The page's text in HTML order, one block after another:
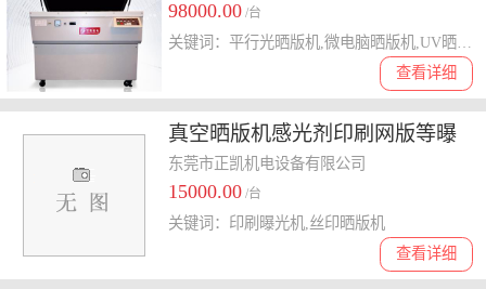
晒版设备
98000.00 /台
查看详细
真空晒版机感光剂印刷网版等曝
光ZKUE-3KA微电脑晒版机
东莞市正凯机电设备有限公司
15000.00 /台
查看详细
关键词：印刷曝光机,丝印晒版机